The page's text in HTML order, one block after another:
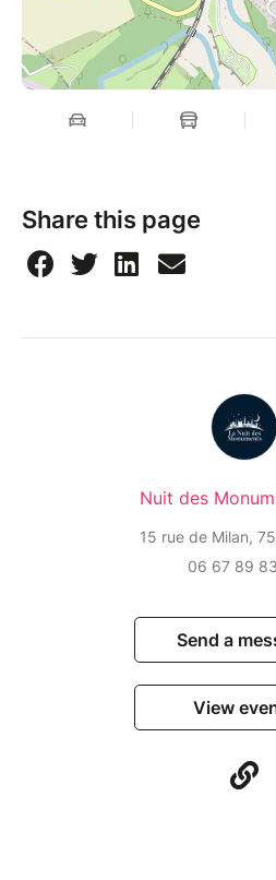
Share this page
Nuit des
15 rue de Milan,
06 67 89
Send a
View